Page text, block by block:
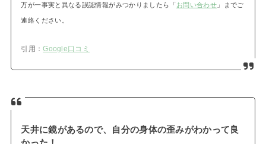
万が一事実と異なる誤認情報がみつかりましたら「お問い合わせ 」までご
連絡ください。
引用：Google口コミ
天井に鏡があるので、自分の身体の歪みがわかって良